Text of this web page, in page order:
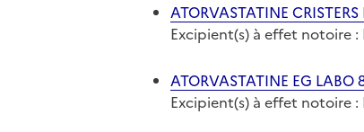
ATORVASTATINE
Excipient(s) à effet notoire :
ATORVASTATINE EG
Excipient(s) à effet notoire :